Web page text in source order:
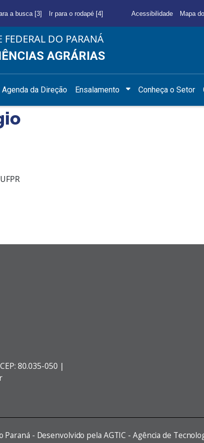
a busca [3] Ir para o rodapé [4] Acessibilidade Mapa
DO PARANÁ
AGRÁRIAS
Agenda da Direção Ensalamento Conheça o Setor
CEP: 80.035-050 |
- Desenvolvido pela AGTIC - Agência de